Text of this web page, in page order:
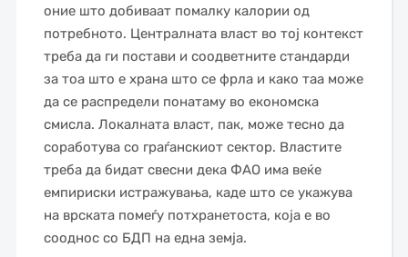
оние што добиваат помалку калории од
потребното. Централната власт во тој контекст
треба да ги постави и соодветните стандарди
за тоа што е храна што се фрла и како таа може
да се распредели понатаму во економска
смисла. Локалната власт, пак, може тесно да
соработува со граѓанскиот сектор. Властите
треба да бидат свесни дека ФАО има веќе
емпириски истражувања, каде што се укажува
на врската помеѓу потхранетоста, која е во
сооднос со БДП на една земја.